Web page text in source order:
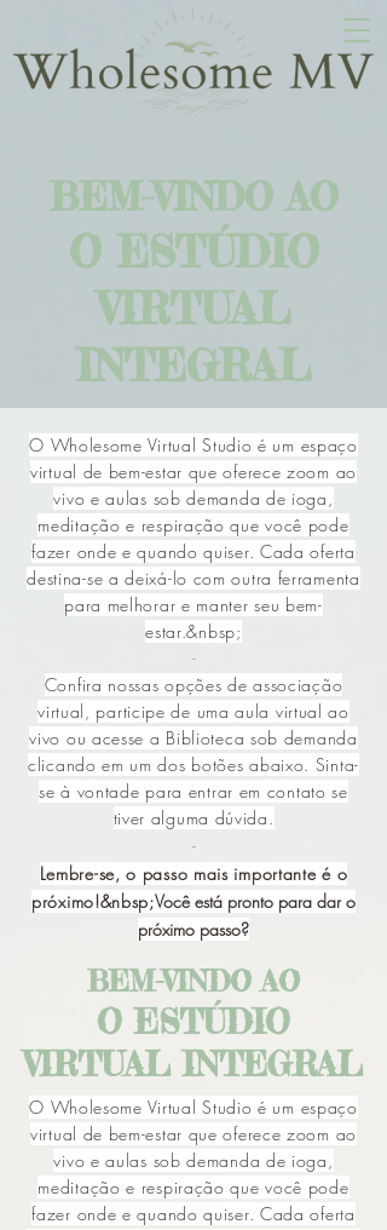
BEM-VINDO AO
O ESTÚDIO
VIRTUAL
INTEGRAL
O Wholesome Virtual Studio é um espaço
virtual de bem-estar que oferece zoom ao
vivo e aulas sob demanda de ioga,
meditação e respiração que você pode
fazer onde e quando quiser. Cada oferta
destina-se a deixá-lo com outra ferramenta
para melhorar e manter seu bem-
estar.&nbsp;
-
Confira nossas opções de associação
virtual, participe de uma aula virtual ao
vivo ou acesse a Biblioteca sob demanda
clicando em um dos botões abaixo. Sinta-
se à vontade para entrar em contato se
tiver alguma dúvida.
-
Lembre-se, o passo mais importante é o
próximo!&nbsp;Você está pronto para dar o
próximo passo?
BEM-VINDO AO
O ESTÚDIO
VIRTUAL INTEGRAL
O Wholesome Virtual Studio é um espaço
virtual de bem-estar que oferece zoom ao
vivo e aulas sob demanda de ioga,
meditação e respiração que você pode
fazer onde e quando quiser. Cada oferta